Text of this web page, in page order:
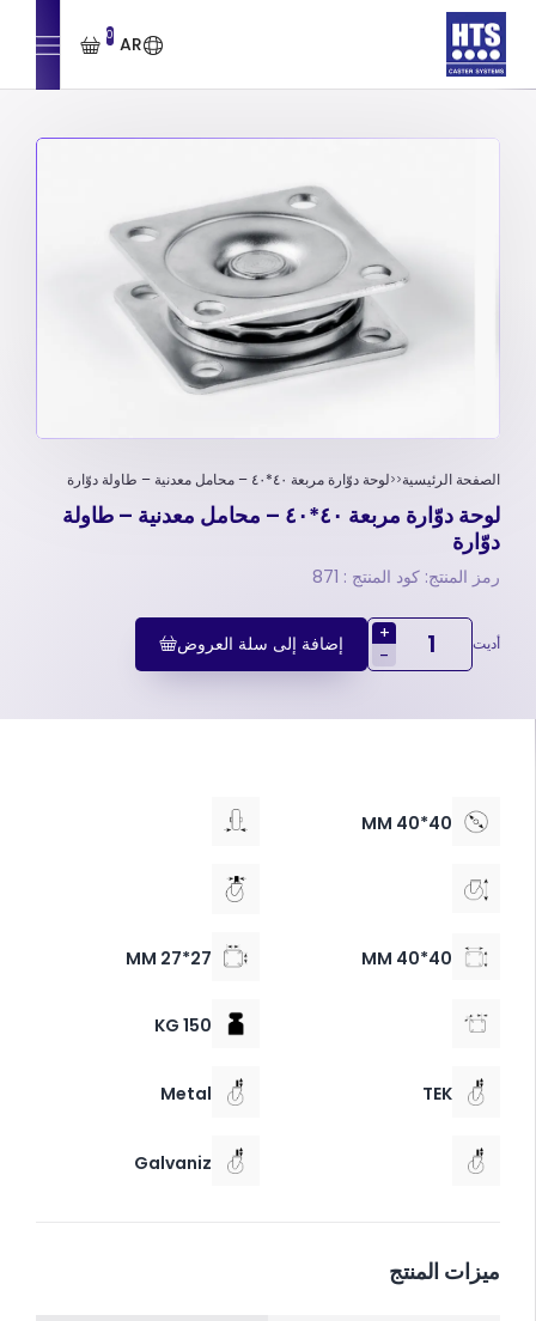
AR
0
الصفحة الرئيسية لوحة دوّارة مربعة ٤٠*٤٠ – محامل معدنية – طاولة دوّارة
لوحة دوّارة مربعة ٤٠*٤٠ – محامل معدنية – طاولة
دوّارة
رمز المنتج: كود المنتج : 871
أديت
+
-
إضافة إلى سلة العروض
40*40 MM
40*40 MM
27*27 MM
150 KG
TEK
Metal
Galvaniz
ميزات المنتج